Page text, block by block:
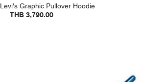
Levi's Graphic Pullover Hoodie
THB 3,790.00